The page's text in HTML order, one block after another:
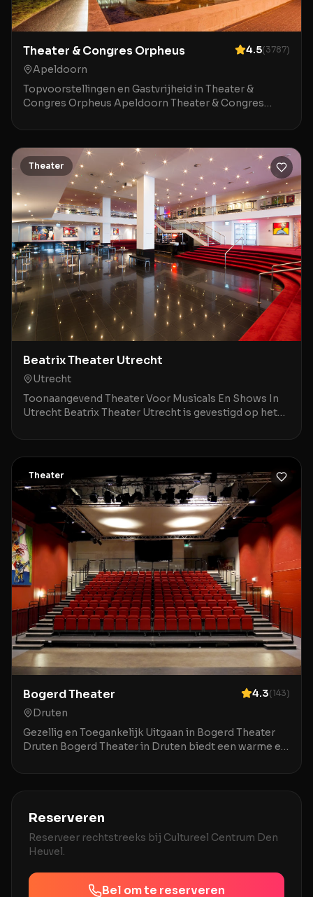
Theater & Congres Orpheus 4.5(3787)
Apeldoorn
Topvoorstellingen en Gastvrijheid in Theater &
Congres Orpheus Apeldoorn Theater & Congres
waar mod
Theater
Beatrix Theater Utrecht
Utrecht
Toonaangevend Theater Voor Musicals En Shows In
Utrecht Beatrix Theater Utrecht is gevestigd op het
Theater
Bogerd Theater 4.3(143)
Druten
Gezellig en Toegankelijk Uitgaan in Bogerd Theater
Druten Bogerd Theater in Druten biedt een warme en
Reserveren
Reserveer rechtstreeks bij Cultureel Centrum Den
Heuvel.
Bel om te reserveren